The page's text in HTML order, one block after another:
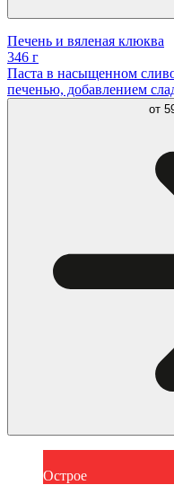
Печень и вяленая клюква
346 г
Паста в насыщенном
печенью, добавлением
от
Острое